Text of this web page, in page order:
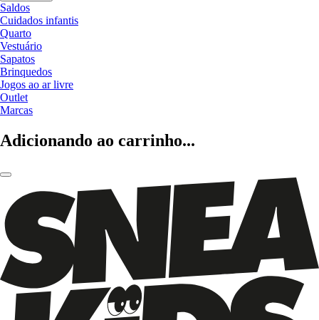
Saldos
Cuidados infantis
Quarto
Vestuário
Sapatos
Brinquedos
Jogos ao ar livre
Outlet
Marcas
Adicionando ao carrinho...